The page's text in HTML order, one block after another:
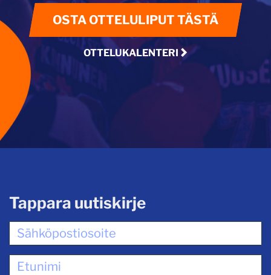
OSTA OTTELULIPUT TÄSTÄ
OTTELUKALENTERI
Tappara uutiskirje